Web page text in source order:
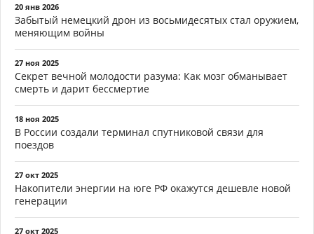
20 янв 2026
Забытый немецкий дрон из восьмидесятых стал оружием,
меняющим войны
27 ноя 2025
Секрет вечной молодости разума: Как мозг обманывает
смерть и дарит бессмертие
18 ноя 2025
В России создали терминал спутниковой связи для
поездов
27 окт 2025
Накопители энергии на юге РФ окажутся дешевле новой
генерации
27 окт 2025